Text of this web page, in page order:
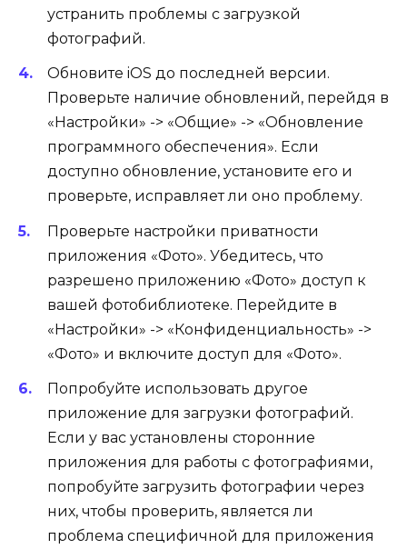
устранить проблемы с загрузкой
фотографий.
Обновите iOS до последней версии.
Проверьте наличие обновлений, перейдя в
«Настройки» -> «Общие» -> «Обновление
программного обеспечения». Если
доступно обновление, установите его и
проверьте, исправляет ли оно проблему.
Проверьте настройки приватности
приложения «Фото». Убедитесь, что
разрешено приложению «Фото» доступ к
вашей фотобиблиотеке. Перейдите в
«Настройки» -> «Конфиденциальность» ->
«Фото» и включите доступ для «Фото».
Попробуйте использовать другое
приложение для загрузки фотографий.
Если у вас установлены сторонние
приложения для работы с фотографиями,
попробуйте загрузить фотографии через
них, чтобы проверить, является ли
проблема специфичной для приложения